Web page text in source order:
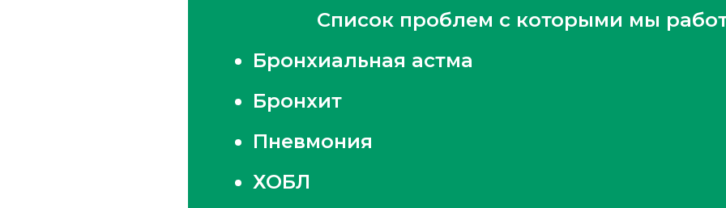
Список проблем с которыми мы
Бронхиальная астма
Бронхит
Пневмония
ХОБЛ